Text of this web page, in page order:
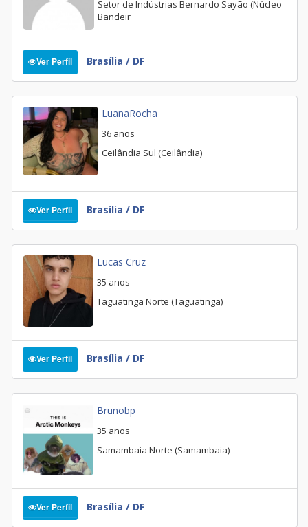
Setor de Indústrias Bernardo Sayão (Núcleo
Bandeir
Ver Perfil Brasília / DF
LuanaRocha
36 anos
Ceilândia Sul (Ceilândia)
Ver Perfil Brasília / DF
Lucas Cruz
35 anos
Taguatinga Norte (Taguatinga)
Ver Perfil Brasília / DF
Brunobp
35 anos
Samambaia Norte (Samambaia)
Ver Perfil Brasília / DF